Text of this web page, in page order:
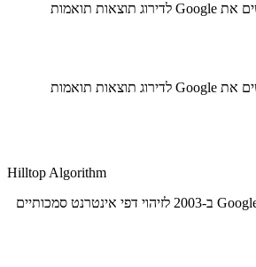
קבוצה של כללים המשמשים את Google לדירוג תוצאות תואמות
קבוצה של כללים המשמשים את Google לדירוג תוצאות תואמות
Hilltop Algorithm
אלגוריתם שאומץ על ידי Google ב-2003 לזיהוי דפי אינטרנט סמכותיים